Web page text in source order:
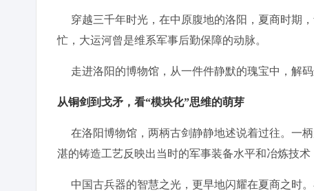
穿越三千年时光，在中原腹地的洛阳，夏商时期
忙，大运河曾是维系军事后勤保障的动脉。
走进洛阳的博物馆，从一件件静默的瑰宝中，解码
从铜剑到戈矛，看“模块化”思维的萌芽
在洛阳博物馆，两柄古剑静静地述说着过往。一
湛的铸造工艺反映出当时的军事装备水平和冶炼技
中国古兵器的智慧之光，更早地闪耀在夏商之时